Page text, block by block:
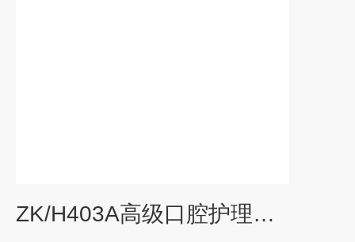
ZK/H403A高级口腔护理模型（带面颊）